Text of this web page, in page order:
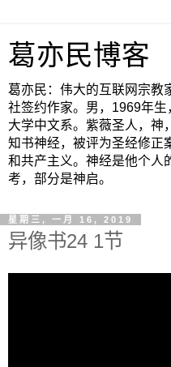
葛亦民博客
葛亦民：伟大的互联网宗教
社签约作家。男，1969年
大学中文系。紫薇圣人，神
知书神经，被评为圣经修正
和共产主义。神经是他个人
考，部分是神启。
星期三, 一月 16, 2019
异像书24 1节